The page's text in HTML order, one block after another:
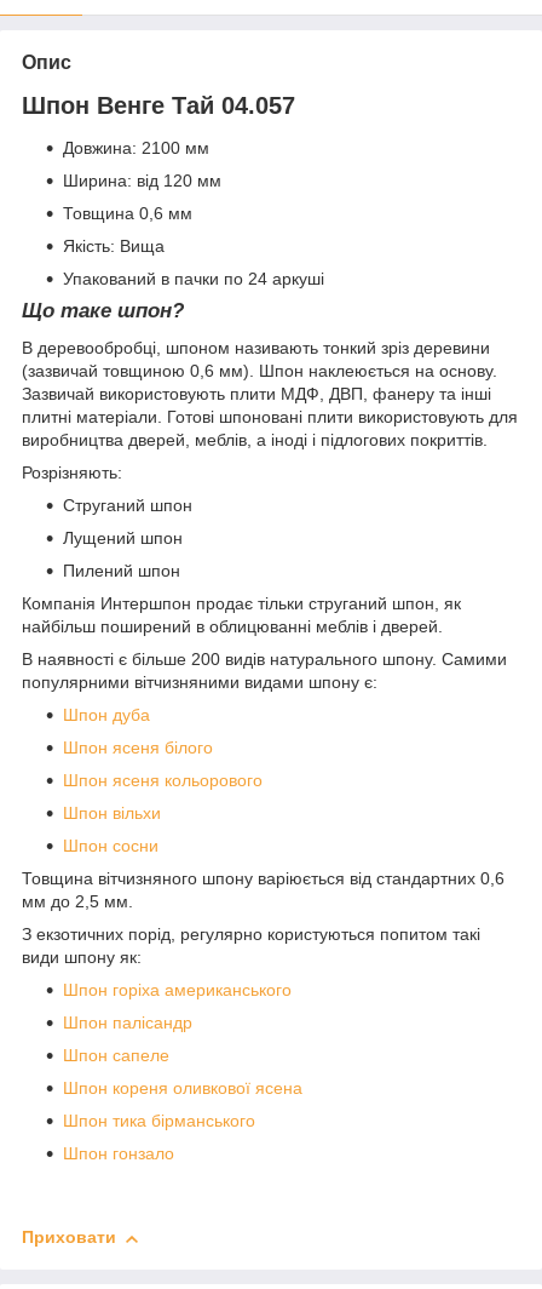
Опис
Шпон Венге Тай 04.057
Довжина: 2100 мм
Ширина: від 120 мм
Товщина 0,6 мм
Якість: Вища
Упакований в пачки по 24 аркуші
Що таке шпон?
В деревообробці, шпоном називають тонкий зріз деревини
(зазвичай товщиною 0,6 мм). Шпон наклеюється на основу.
Зазвичай використовують плити МДФ, ДВП, фанеру та інші
плитні матеріали. Готові шпоновані плити використовують для
виробництва дверей, меблів, а іноді і підлогових покриттів.
Розрізняють:
Струганий шпон
Лущений шпон
Пилений шпон
Компанія Интершпон продає тільки струганий шпон, як
найбільш поширений в облицюванні меблів і дверей.
В наявності є більше 200 видів натурального шпону. Самими
популярними вітчизняними видами шпону є:
Шпон дуба
Шпон ясеня білого
Шпон ясеня кольорового
Шпон вільхи
Шпон сосни
Товщина вітчизняного шпону варіюється від стандартних 0,6
мм до 2,5 мм.
З екзотичних порід, регулярно користуються попитом такі
види шпону як:
Шпон горіха американського
Шпон палісандр
Шпон сапеле
Шпон кореня оливкової ясена
Шпон тика бірманського
Шпон гонзало
Приховати